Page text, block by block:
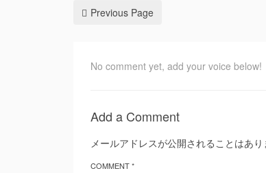
Previous Page
No comment yet, add your voice below!
Add a Comment
メールアドレスが公開されることはあり
COMMENT *